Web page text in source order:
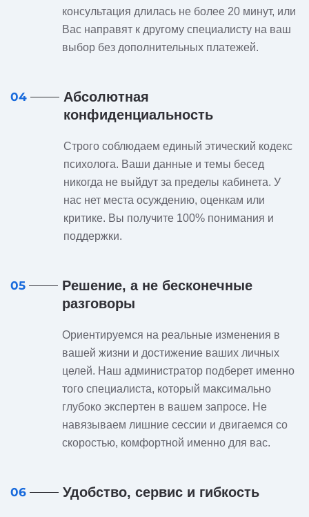
консультация длилась не более 20 минут, или
Вас направят к другому специалисту на ваш
выбор без дополнительных платежей.
04
Абсолютная
конфиденциальность
Строго соблюдаем единый этический кодекс
психолога. Ваши данные и темы бесед
никогда не выйдут за пределы кабинета. У
нас нет места осуждению, оценкам или
критике. Вы получите 100% понимания и
поддержки.
05
Решение, а не бесконечные
разговоры
Ориентируемся на реальные изменения в
вашей жизни и достижение ваших личных
целей. Наш администратор подберет именно
того специалиста, который максимально
глубоко экспертен в вашем запросе. Не
навязываем лишние сессии и двигаемся со
скоростью, комфортной именно для вас.
06 Удобство, сервис и гибкость